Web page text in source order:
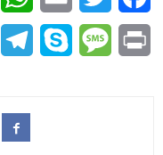
Print
Message
Skype